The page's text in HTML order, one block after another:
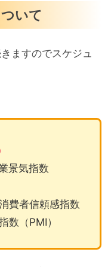
いて
ますのでスケジュ
景気指数
費者信頼感指数
数（PMI）